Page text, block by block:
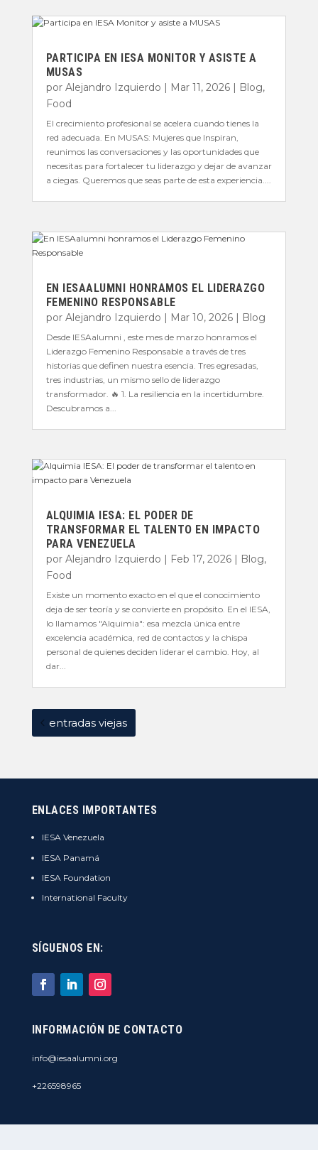
PARTICIPA EN IESA MONITOR Y ASISTE A
MUSAS
por Alejandro Izquierdo Mar 11, 2026| Blog,
Food
El crecimiento profesional se acelera cuando tienes la
red adecuada. En MUSAS: Mujeres que Inspiran,
reunimos las conversaciones y las oportunidades que
necesitas para fortalecer tu liderazgo y dejar de avanzar
a ciegas. Queremos que seas parte de esta experiencia....
EN IESAALUMNI HONRAMOS EL LIDERAZGO
FEMENINO RESPONSABLE
por Alejandro Izquierdo | Mar 10, 2026| Blog
Desde IESAalumni , este mes de marzo honramos el
Liderazgo Femenino Responsable a través de tres
historias que definen nuestra esencia. Tres egresadas,
tres industrias, un mismo sello de liderazgo
transformador. 🔥 1. La resiliencia en la incertidumbre.
Descubramos a...
ALQUIMIA IESA: EL PODER DE
TRANSFORMAR EL TALENTO EN IMPACTO
PARA VENEZUELA
por Alejandro Izquierdo | Feb 17, 2026| Blog,
Food
Existe un momento exacto en el que el conocimiento
deja de ser teoría y se convierte en propósito. En el IESA,
lo llamamos "Alquimia": esa mezcla única entre
excelencia académica, red de contactos y la chispa
personal de quienes deciden liderar el cambio. Hoy, al
dar...
entradas viejas
ENLACES IMPORTANTES
IESA Venezuela
IESA Panamá
IESA Foundation
International Faculty
SÍGUENOS EN:
INFORMACIÓN DE CONTACTO
info@iesaalumni.org
+226598965